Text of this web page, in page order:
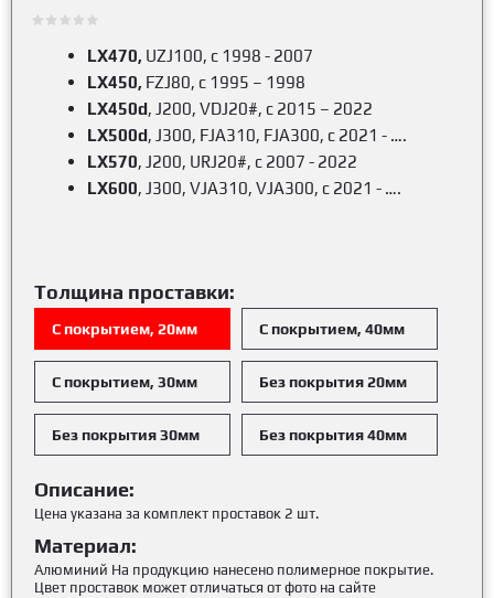
LX470, UZJ100, с 1998 - 2007
LX450, FZJ80, с 1995 – 1998
LX450d, J200, VDJ20#, c 2015 – 2022
LX500d, J300, FJA310, FJA300, c 2021 - ….
LX570, J200, URJ20#, c 2007 - 2022
LX600, J300, VJA310, VJA300, c 2021 - ….
Толщина проставки:
С покрытием, 20мм С покрытием, 40мм
С покрытием, 30мм Без покрытия 20мм
Без покрытия 30мм Без покрытия 40мм
Описание:
Цена указана за комплект проставок 2 шт.
Материал:
Алюминий На продукцию нанесено полимерное покрытие.
Цвет проставок может отличаться от фото на сайте